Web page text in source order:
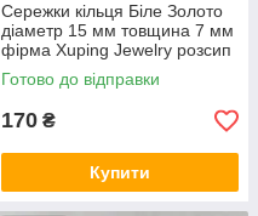
Сережки кільця Біле Золото
діаметр 15 мм товщина 7 мм
фірма Xuping Jewelry розсип
чорних кристалів
Готово до відправки
170 ₴
Купити